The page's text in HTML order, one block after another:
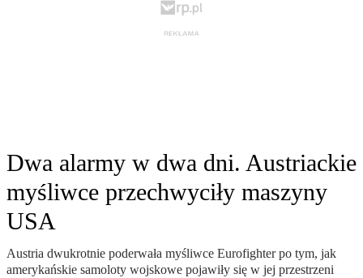
Dwa alarmy w dwa dni. Austriackie
myśliwce przechwyciły maszyny
USA
Austria dwukrotnie poderwała myśliwce Eurofighter po tym, jak
amerykańskie samoloty wojskowe pojawiły się w jej przestrzeni